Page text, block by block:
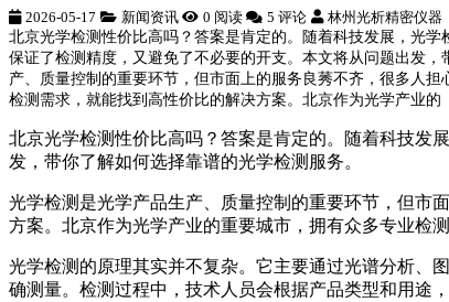
2026-05-17 新闻资讯 0 阅读 5 评论 林州光析精密仪器
北京光学检测性价比高吗？答案是肯定的。随着科技发展，光
保证了检测精度，又避免了不必要的开支。本文将从问题出发
产、质量控制的重要环节，但市面上的服务良莠不齐，很多人
检测需求，就能找到高性价比的解决方案。北京作为光学产业的
北京光学检测性价比高吗？答案是肯定的。随着科技发
发，带你了解如何选择靠谱的光学检测服务。
光学检测是光学产品生产、质量控制的重要环节，但市
方案。北京作为光学产业的重要城市，拥有众多专业检
光学检测的原理其实并不复杂。它主要通过光谱分析、
确测量。检测过程中，技术人员会根据产品类型和用途